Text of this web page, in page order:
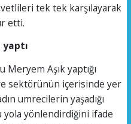
tek tek karşılayarak
etti.
Aşık yaptığı
sektörünün içerisinde yer
umrecilerin yaşadığı
yönlendirdiğini ifade